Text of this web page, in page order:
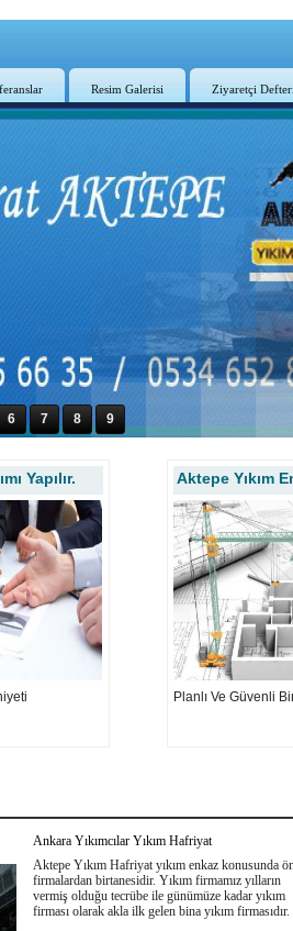
Resim Galerisi Ziyaretçi Defteri
6 7 8 9
Yapılır. Aktepe Yıkım
Planlı Ve Güvenli
Ankara Yıkımcılar Yıkım Hafriyat
Aktepe Yıkım Hafriyat yıkım enkaz konusunda
firmalardan birtanesidir. Yıkım firmamız yılların
vermiş olduğu tecrübe ile günümüze kadar yıkım
firması olarak akla ilk gelen bina yıkım firmasıdır.